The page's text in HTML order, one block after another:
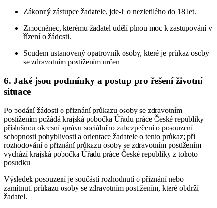
Zákonný zástupce žadatele, jde-li o nezletilého do 18 let.
Zmocněnec, kterému žadatel udělí plnou moc k zastupování v
řízení o žádosti.
Soudem ustanovený opatrovník osoby, které je průkaz osoby
se zdravotním postižením určen.
6. Jaké jsou podmínky a postup pro řešení životní
situace
Po podání žádosti o přiznání průkazu osoby se zdravotním
postižením požádá krajská pobočka Úřadu práce České republiky
příslušnou okresní správu sociálního zabezpečení o posouzení
schopnosti pohyblivosti a orientace žadatele o tento průkaz; při
rozhodování o přiznání průkazu osoby se zdravotním postižením
vychází krajská pobočka Úřadu práce České republiky z tohoto
posudku.
Výsledek posouzení je součástí rozhodnutí o přiznání nebo
zamítnutí průkazu osoby se zdravotním postižením, které obdrží
žadatel.